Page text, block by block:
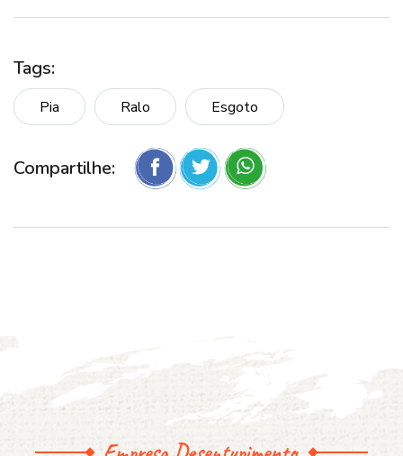
Tags:
Pia Ralo Esgoto
Compartilhe: